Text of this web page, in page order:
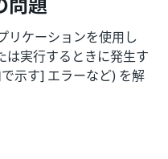
ケーションを使用し
は実行するときに発生す
示す] エラーなど) を解